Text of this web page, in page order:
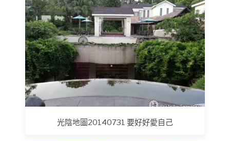
光陰地圖20140731 要好好愛自己